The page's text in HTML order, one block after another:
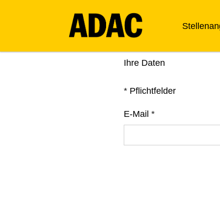
Ihre Daten
* Pflichtfelder
E-Mail *